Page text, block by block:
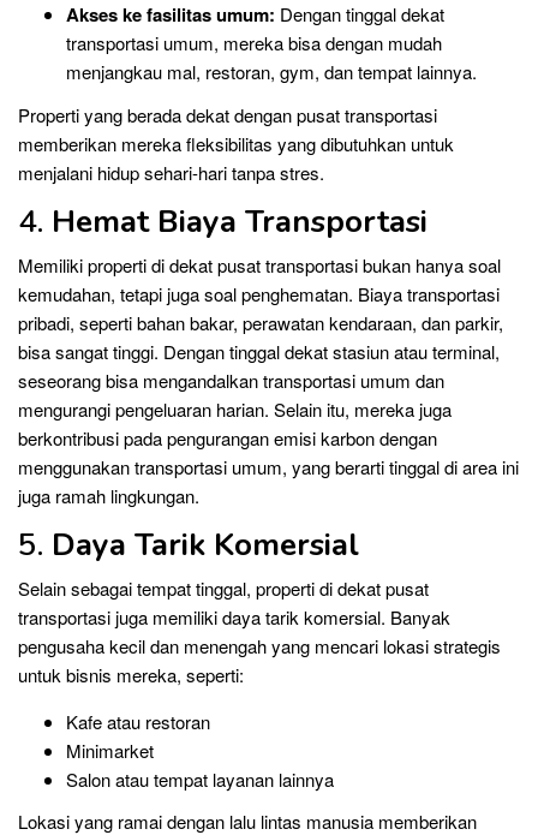
Akses ke fasilitas umum: Dengan tinggal dekat
transportasi umum, mereka bisa dengan mudah
menjangkau mal, restoran, gym, dan tempat lainnya.
Properti yang berada dekat dengan pusat transportasi
memberikan mereka fleksibilitas yang dibutuhkan untuk
menjalani hidup sehari-hari tanpa stres.
4. Hemat Biaya Transportasi
Memiliki properti di dekat pusat transportasi bukan hanya soal
kemudahan, tetapi juga soal penghematan. Biaya transportasi
pribadi, seperti bahan bakar, perawatan kendaraan, dan parkir,
bisa sangat tinggi. Dengan tinggal dekat stasiun atau terminal,
seseorang bisa mengandalkan transportasi umum dan
mengurangi pengeluaran harian. Selain itu, mereka juga
berkontribusi pada pengurangan emisi karbon dengan
menggunakan transportasi umum, yang berarti tinggal di area ini
juga ramah lingkungan.
5. Daya Tarik Komersial
Selain sebagai tempat tinggal, properti di dekat pusat
transportasi juga memiliki daya tarik komersial. Banyak
pengusaha kecil dan menengah yang mencari lokasi strategis
untuk bisnis mereka, seperti:
Kafe atau restoran
Minimarket
Salon atau tempat layanan lainnya
Lokasi yang ramai dengan lalu lintas manusia memberikan